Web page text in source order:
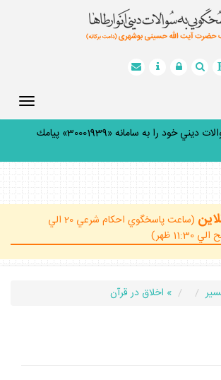
شما مي توانيد سوالات ديني خود را به سامانه «30001939» پيامك
(ساعت پاسخگوي احكام شرعي 20 الي
» اخلاق در قرآن